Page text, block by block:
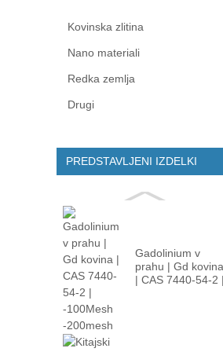
Kovinska zlitina
Nano materiali
Redka zemlja
Drugi
PREDSTAVLJENI IZDELKI
Gadolinium v ​​
prahu | Gd kovina
| CAS 7440-54-2 |